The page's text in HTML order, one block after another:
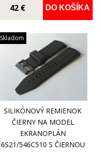
PRACKOU
42 € DO KOŠÍKA
Skladom
SILIKÓNOVÝ REMIENOK
ČIERNY NA MODEL
EKRANOPLÁN
6S21/546C510 S ČIERNOU